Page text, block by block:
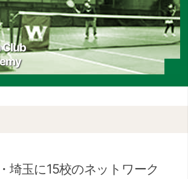
Club
埼玉に15校のネットワーク